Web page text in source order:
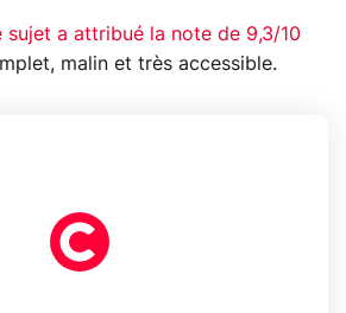
sujet a attribué la note de 9,3/10
malin et très accessible.